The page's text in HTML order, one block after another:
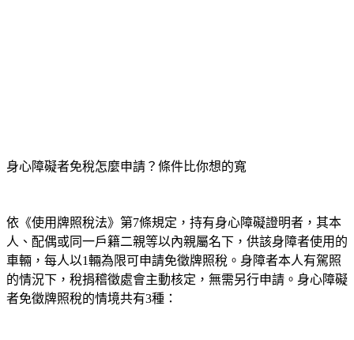
身心障礙者免稅怎麼申請？條件比你想的寬
依《使用牌照稅法》第7條規定，持有身心障礙證明者，其本
人、配偶或同一戶籍二親等以內親屬名下，供該身障者使用的
車輛，每人以1輛為限可申請免徵牌照稅。身障者本人有駕照
的情況下，稅捐稽徵處會主動核定，無需另行申請。身心障礙
者免徵牌照稅的情境共有3種：